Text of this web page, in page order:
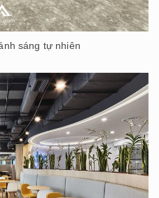
sáng tự nhiên